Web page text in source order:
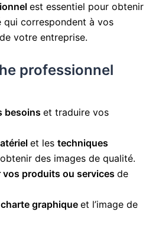
est essentiel pour obtenir
qui correspondent à vos
votre entreprise.
professionnel
besoins et traduire vos
et les techniques
des images de qualité.
vos produits ou services de
graphiqueet l’image de